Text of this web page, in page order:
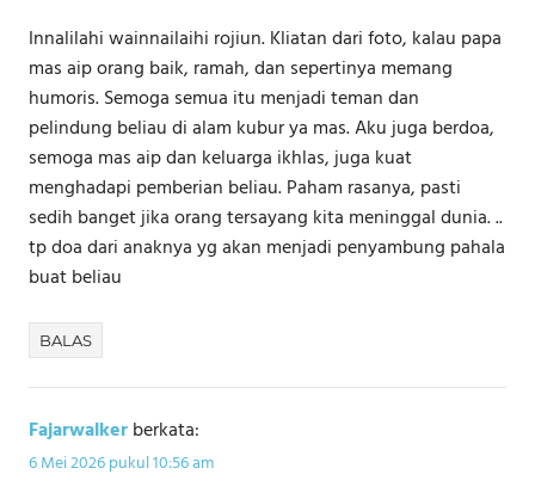
Innalilahi wainnailaihi rojiun. Kliatan dari foto, kalau papa
mas aip orang baik, ramah, dan sepertinya memang
humoris. Semoga semua itu menjadi teman dan
pelindung beliau di alam kubur ya mas. Aku juga berdoa,
semoga mas aip dan keluarga ikhlas, juga kuat
menghadapi pemberian beliau. Paham rasanya, pasti
sedih banget jika orang tersayang kita meninggal dunia. ..
tp doa dari anaknya yg akan menjadi penyambung pahala
buat beliau
BALAS
Fajarwalkerberkata:
6 Mei 2026 pukul 10:56 am